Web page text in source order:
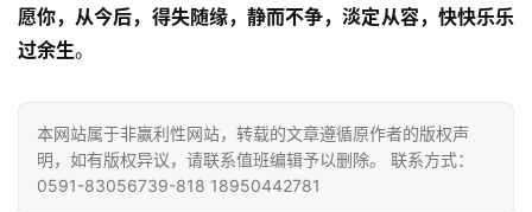
菩
提
专
题
公
愿你，从今后，得失随缘，静而不争，淡定从容，快快乐乐
过余生。
本网站属于非赢利性网站，转载的文章遵循原作者的版权声
明，如有版权异议，请联系值班编辑予以删除。 联系方式：
0591-83056739-818 18950442781